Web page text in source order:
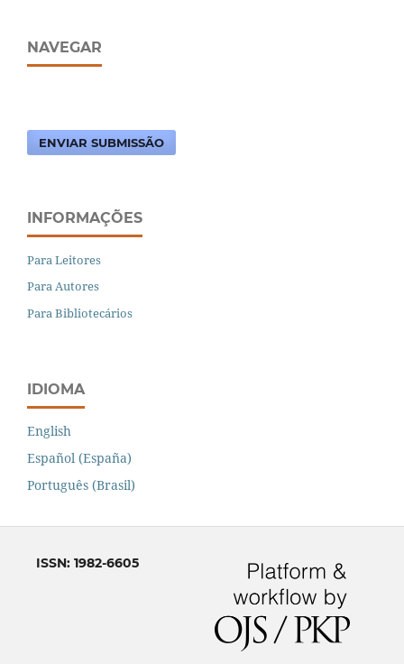
NAVEGAR
ENVIAR SUBMISSÃO
INFORMAÇÕES
Para Leitores
Para Autores
Para Bibliotecários
IDIOMA
English
Español (España)
Português (Brasil)
ISSN: 1982-6605